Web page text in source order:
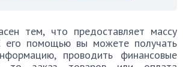
тем, что предоставляет массу
его помощью вы можете получать
проводить финансовые